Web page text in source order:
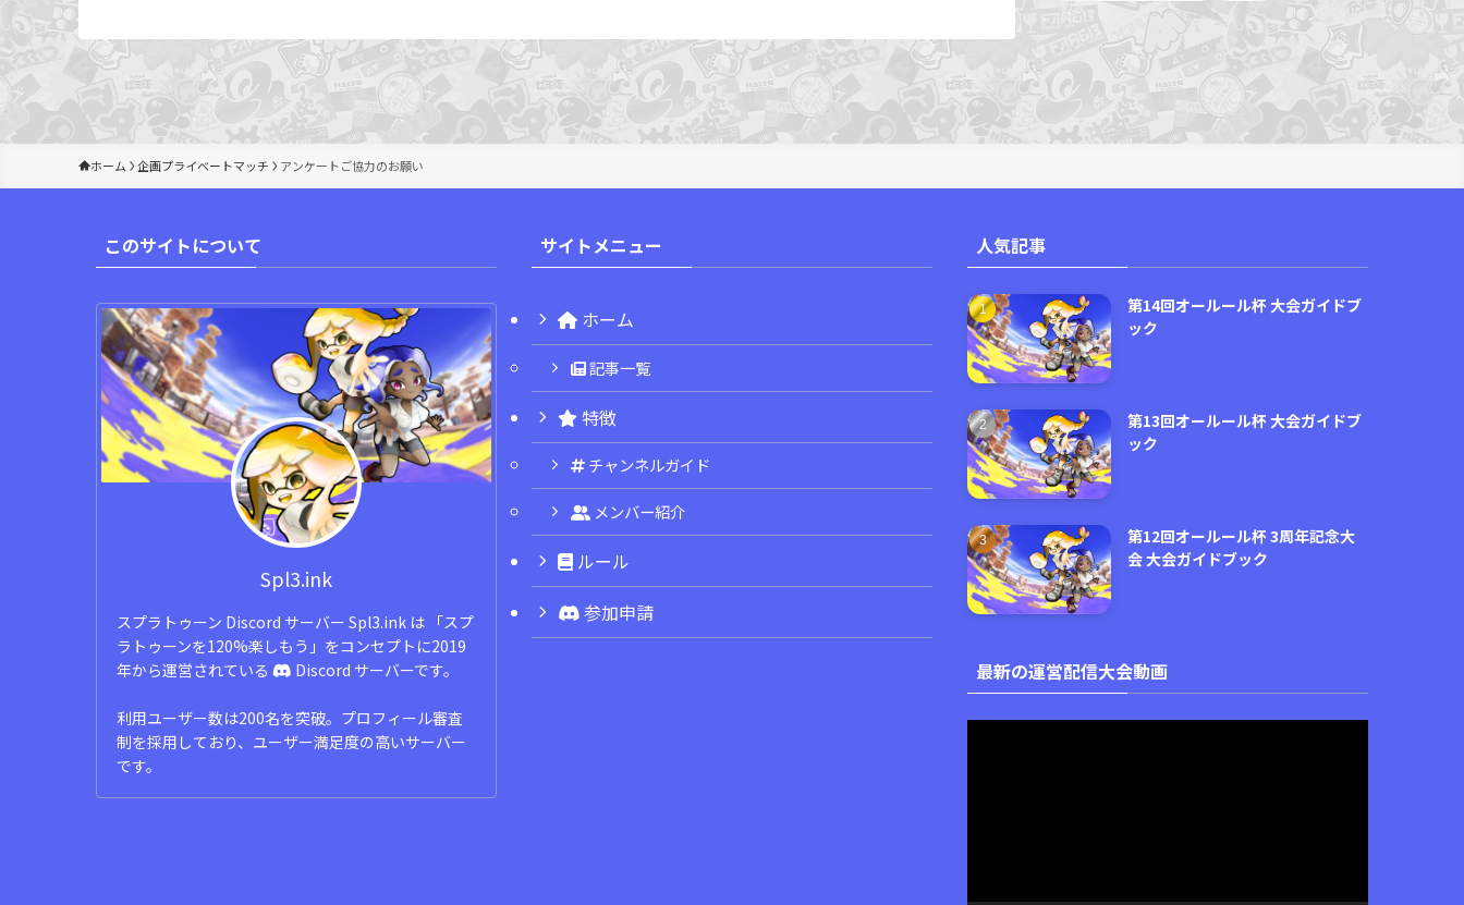
ホーム 企画プライベートマッチ アンケートご協力のお願い
このサイトについて
Spl3.ink
スプラトゥーン Discord サーバー Spl3.ink は 「スプ
ラトゥーンを120%楽しもう」をコンセプトに2019
年から運営されている
Discord サーバーです。
利用ユーザー数は200名を突破。プロフィール審査
制を採用しており、ユーザー満足度の高いサーバー
です。
サイトメニュー
ホーム
記事一覧
特徴
チャンネルガイド
メンバー紹介
ルール
参加申請
人気記事
第14回オールール杯 大会ガイドブ
ック
第13回オールール杯 大会ガイドブ
ック
第12回オールール杯 3周年記念大
会 大会ガイドブック
最新の運営配信大会動画